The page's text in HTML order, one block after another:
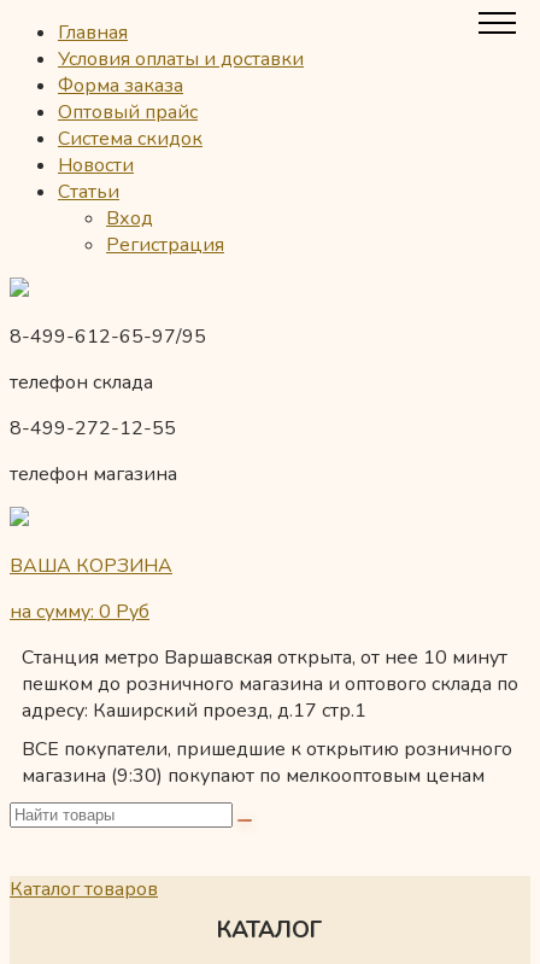
Главная
Условия оплаты и доставки
Форма заказа
Оптовый прайс
Система скидок
Новости
Статьи
Вход
Регистрация
8-499-612-65-97/95
телефон склада
8-499-272-12-55
телефон магазина
ВАША КОРЗИНА
на сумму: 0 Руб
Станция метро Варшавская открыта, от нее 10 минут
пешком до розничного магазина и оптового склада по
адресу: Каширский проезд, д.17 стр.1
ВСЕ покупатели, пришедшие к открытию розничного
магазина (9:30) покупают по мелкооптовым ценам
Каталог товаров
КАТАЛОГ